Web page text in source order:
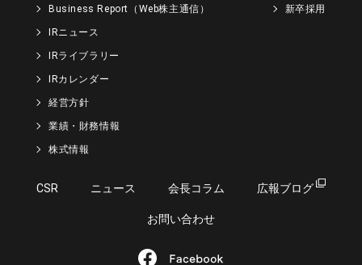
Business Report（Web株主通信）
IRニュース
IRライブラリー
IRカレンダー
経営方針
業績・財務情報
株式情報
新卒採用
CSR ニュース 会長コラム 広報ブログ
お問い合わせ